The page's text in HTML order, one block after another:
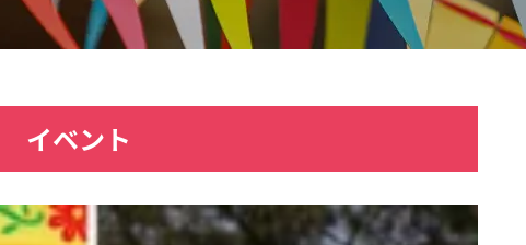
イベント